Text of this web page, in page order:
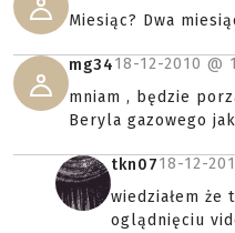
Miesiąc? Dwa
mg3418-12-2010 @
mniam , będzie
Beryla gazowego
tkn0718-12-
wiedziałem że
oglądnięciu